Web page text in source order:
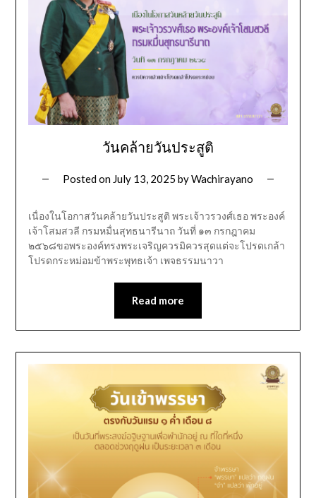
วันคล้ายวันประสูติ
Posted on July 13, 2025 byWachirayano
เนื่องในโอกาสวันคล้ายวันประสูติ พระเจ้าวรวงศ์เธอ พระองค์
เจ้าโสมสวลี กรมหมื่นสุทธนารีนาถ วันที่ ๑๓ กรกฎาคม
๒๕๖๘ขอพระองค์ทรงพระเจริญควรมิควรสุดแต่จะโปรดเกล้า
โปรดกระหม่อมข้าพระพุทธเจ้า เพจธรรมนาวา
Read more